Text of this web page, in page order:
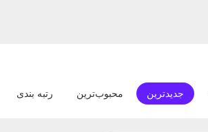
جدیدترین محبوب‌ترین رتبه بندی